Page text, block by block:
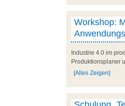
Workshop:
Industrie 4.0 im
Produktionsplaner
[Alles Zeigen]